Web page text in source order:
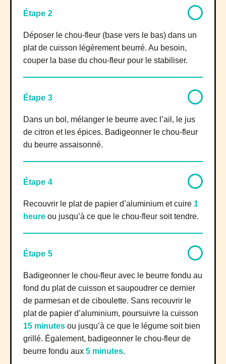
Étape 2
Déposer le chou-fleur (base vers le bas) dans un
plat de cuisson légèrement beurré. Au besoin,
couper la base du chou-fleur pour le stabiliser.
Étape 3
Dans un bol, mélanger le beurre avec l’ail, le jus
de citron et les épices. Badigeonner le chou-fleur
du beurre assaisonné.
Étape 4
Recouvrir le plat de papier d’aluminium et cuire 1
heure ou jusqu’à ce que le chou-fleur soit tendre.
Étape 5
Badigeonner le chou-fleur avec le beurre fondu au
fond du plat de cuisson et saupoudrer ce dernier
de parmesan et de ciboulette. Sans recouvrir le
plat de papier d’aluminium, poursuivre la cuisson
15 minutes ou jusqu’à ce que le légume soit bien
grillé. Également, badigeonner le chou-fleur de
beurre fondu aux 5 minutes.